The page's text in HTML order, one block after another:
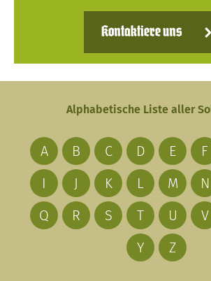
Kontaktiere uns
Alphabetische Liste aller
A B C D E F
I
J K L M N
Q
R S T U V
Y
Z